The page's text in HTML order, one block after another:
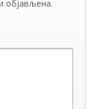
објављена.